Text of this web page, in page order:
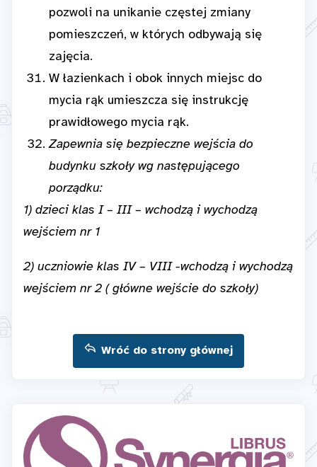
pozwoli na unikanie częstej zmiany
pomieszczeń, w których odbywają się
zajęcia.
W łazienkach i obok innych miejsc do
mycia rąk umieszcza się instrukcję
prawidłowego mycia rąk.
Zapewnia się bezpieczne wejścia do
budynku szkoły wg następującego
porządku:
1) dzieci klas I – III – wchodzą i wychodzą
wejściem nr 1
2) uczniowie klas IV – VIII -wchodzą i wychodzą
wejściem nr 2 ( główne wejście do szkoły)
Wróć do strony głównej